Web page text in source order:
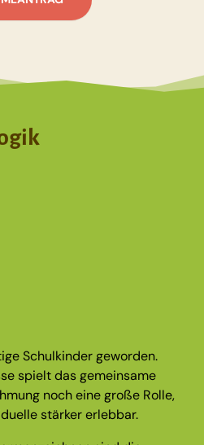
Schulkinder geworden.
spielt das gemeinsame
noch eine große Rolle,
stärker erlebbar.